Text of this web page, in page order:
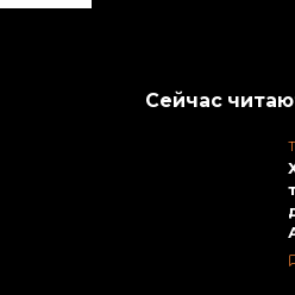
медведь».
Сейчас